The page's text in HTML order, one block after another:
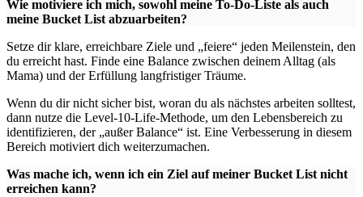
Wie motiviere ich mich, sowohl meine To-Do-Liste als auch
meine Bucket List abzuarbeiten?
Setze dir klare, erreichbare Ziele und „feiere“ jeden Meilenstein, den
du erreicht hast. Finde eine Balance zwischen deinem Alltag (als
Mama) und der Erfüllung langfristiger Träume.
Wenn du dir nicht sicher bist, woran du als nächstes arbeiten solltest,
dann nutze die Level-10-Life-Methode, um den Lebensbereich zu
identifizieren, der „außer Balance“ ist. Eine Verbesserung in diesem
Bereich motiviert dich weiterzumachen.
Was mache ich, wenn ich ein Ziel auf meiner Bucket List nicht
erreichen kann?